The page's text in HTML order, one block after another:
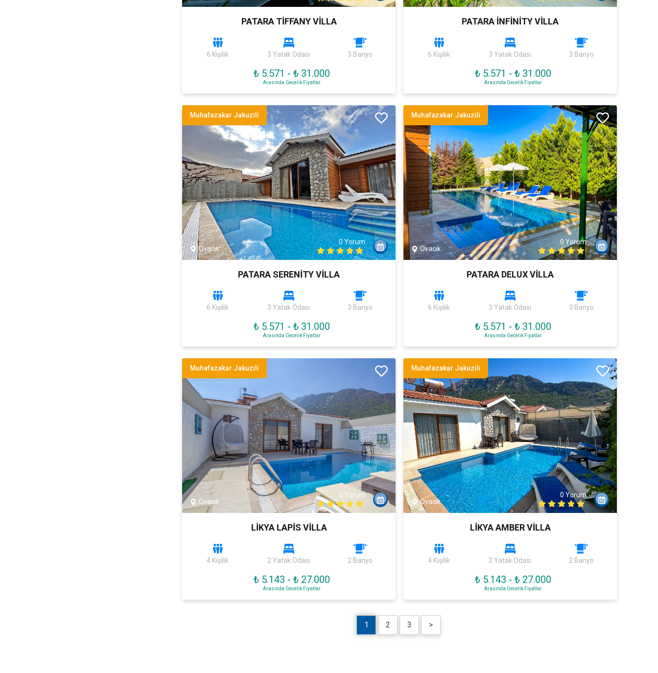
PATARA TİFFANY VİLLA
6 Kişilik 3 Yatak Odası 3 Banyo
₺ 5.571 - ₺ 31.000
Arasında Gecelik Fiyatlar
PATARA İNFİNİTY VİLLA
6 Kişilik 3 Yatak Odası 3 Banyo
₺ 5.571 - ₺ 31.000
Arasında Gecelik Fiyatlar
Muhafazakar Jakuzili
Ovacık
0 Yorum
PATARA SERENİTY VİLLA
6 Kişilik 3 Yatak Odası 3 Banyo
₺ 5.571 - ₺ 31.000
Arasında Gecelik Fiyatlar
Muhafazakar Jakuzili
Ovacık
0 Yorum
PATARA DELUX VİLLA
6 Kişilik 3 Yatak Odası 3 Banyo
₺ 5.571 - ₺ 31.000
Arasında Gecelik Fiyatlar
Muhafazakar Jakuzili
Ovacık
0 Yorum
LİKYA LAPİS VİLLA
4 Kişilik 2 Yatak Odası 2 Banyo
₺ 5.143 - ₺ 27.000
Arasında Gecelik Fiyatlar
Muhafazakar Jakuzili
Ovacık
0 Yorum
LİKYA AMBER VİLLA
4 Kişilik 2 Yatak Odası 2 Banyo
₺ 5.143 - ₺ 27.000
Arasında Gecelik Fiyatlar
1 2 3 >